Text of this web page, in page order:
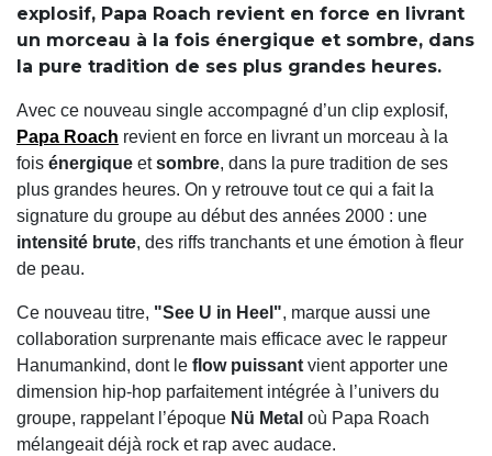
explosif, Papa Roach revient en force en livrant
un morceau à la fois énergique et sombre, dans
la pure tradition de ses plus grandes heures.
Avec ce nouveau single accompagné d’un clip explosif,
Papa Roach revient en force en livrant un morceau à la
fois énergique etsombre, dans la pure tradition de ses
plus grandes heures. On y retrouve tout ce qui a fait la
signature du groupe au début des années 2000 : une
intensité brute, des riffs tranchants et une émotion à fleur
de peau.
Ce nouveau titre, "See U in Heel", marque aussi une
collaboration surprenante mais efficace avec le rappeur
Hanumankind, dont le flow puissant vient apporter une
dimension hip-hop parfaitement intégrée à l’univers du
groupe, rappelant l’époque Nü Metal où Papa Roach
mélangeait déjà rock et rap avec audace.